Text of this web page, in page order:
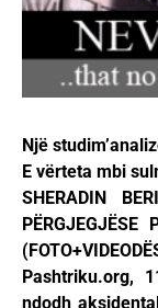
Një
E vërteta mbi
SHERADIN
Pashtriku.org,
ndodh